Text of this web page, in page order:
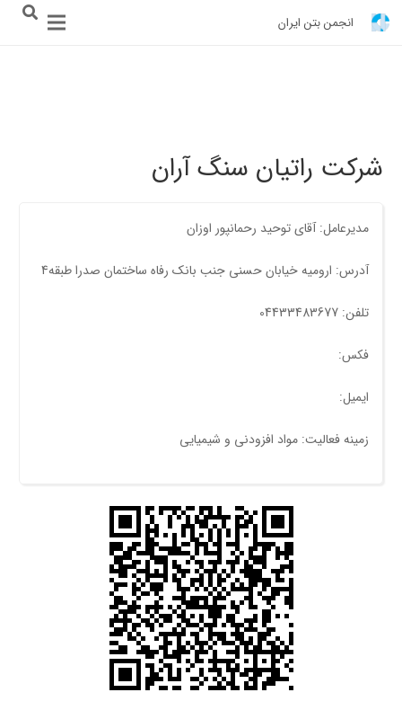
انجمن بتن ایران
شرکت راتیان سنگ آران
مدیرعامل: آقای توحید رحمانپور اوزان
آدرس: ارومیه خیابان حسنی جنب بانک رفاه ساختمان صدرا طبقه4
تلفن: 04433483677
فکس:
ایمیل:
زمینه فعالیت: مواد افزودنی و شیمیایی